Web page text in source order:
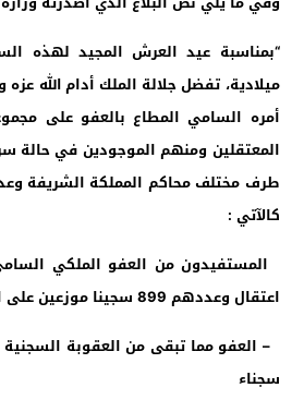
ميلادية، تفضل جلالة الملك أدام الله
أمره السامي المطاع بالعفو على
المعتقلين ومنهم الموجودين في حالة
كالآتي :
المستفيدون من العفو الملكي
اعتقال وعددهم 899 سجينا موزعين على النحو التالي :
سجناء